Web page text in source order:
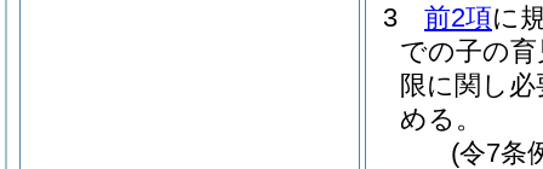
3
前2項に
での子の
限に関し
める。
(令7条